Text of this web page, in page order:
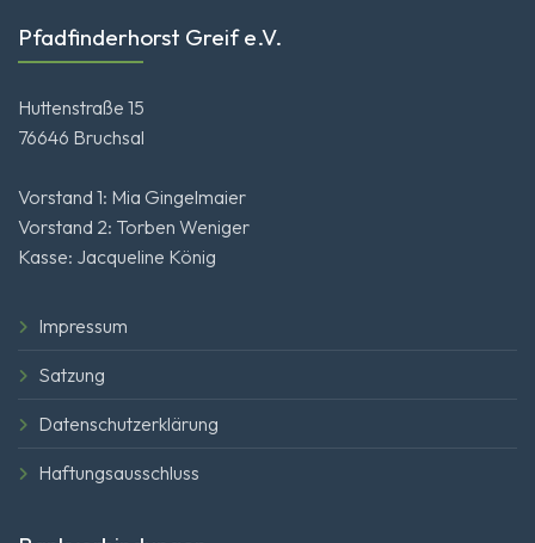
Pfadfinderhorst Greif e.V.
Huttenstraße 15
76646 Bruchsal
Vorstand 1: Mia Gingelmaier
Vorstand 2: Torben Weniger
Kasse: Jacqueline König
Impressum
Satzung
Datenschutzerklärung
Haftungsausschluss